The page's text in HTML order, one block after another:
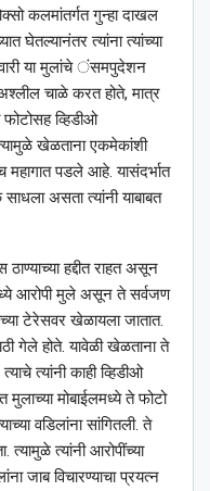
कलमांतर्गत गुन्हा दाखल
घेतल्यानंतर त्यांना त्यांच्या
या मुलांचे ंसमपुदेशन
चाळे करत होते, मात्र
व्हिडीओ
खेळताना एकमेकांशी
महागात पडले आहे. यासंदर्भात
साधला असता त्यांनी याबाबत
हद्दीत राहत असून
आरोपी मुले असून ते सर्वजण
टेरेसवर खेळायला जातात.
गेले होते. यावेळी खेळताना ते
त्यांनी काही व्हिडीओ
मुलाच्या मोबाईलमध्ये ते फोटो
वडिलांना सांगितली. ते
त्यामुळे त्यांनी आरोपींच्या
जाब विचारण्याचा प्रयत्न